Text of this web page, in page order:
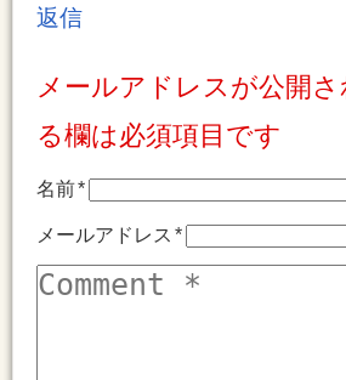
返信
メールアドレスが公開
る欄は必須項目です
名前*
メールアドレス*